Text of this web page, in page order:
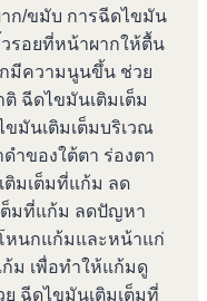
ก/ขมับ การฉีดไขมัน
รอยที่หน้าผากให้ตื้น
มีความนูนขึ้น ช่วย
ฉีดไขมันเติมเต็ม
ขมันเติมเต็มบริเวณ
ำของใต้ตา ร่องตา
ติมเต็มที่แก้ม ลด
มที่แก้ม ลดปัญหา
หนกแก้มและหน้าแก่
ก้ม เพื่อทำให้แก้มดู
ฉีดไขมันเติมเต็มที่